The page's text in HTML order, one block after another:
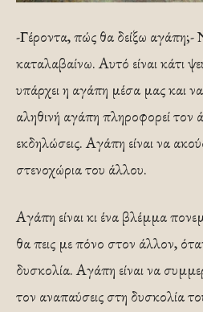
-Γέροντα, πώς θα δείξω αγάπη;-
καταλαβαίνω. Αυτό είναι κάτι
υπάρχει η αγάπη μέσα μας και
αληθινή αγάπη πληροφορεί τον
εκδηλώσεις. Αγάπη είναι να
στενοχώρια του άλλου.
Αγάπη είναι κι ένα βλέμμα
θα πεις με πόνο στον άλλον,
δυσκολία. Αγάπη είναι να
τον αναπαύσεις στη δυσκολία